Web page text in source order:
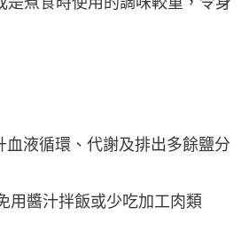
液循環、代謝及排出多餘鹽分
用醬汁拌飯或少吃加工肉類